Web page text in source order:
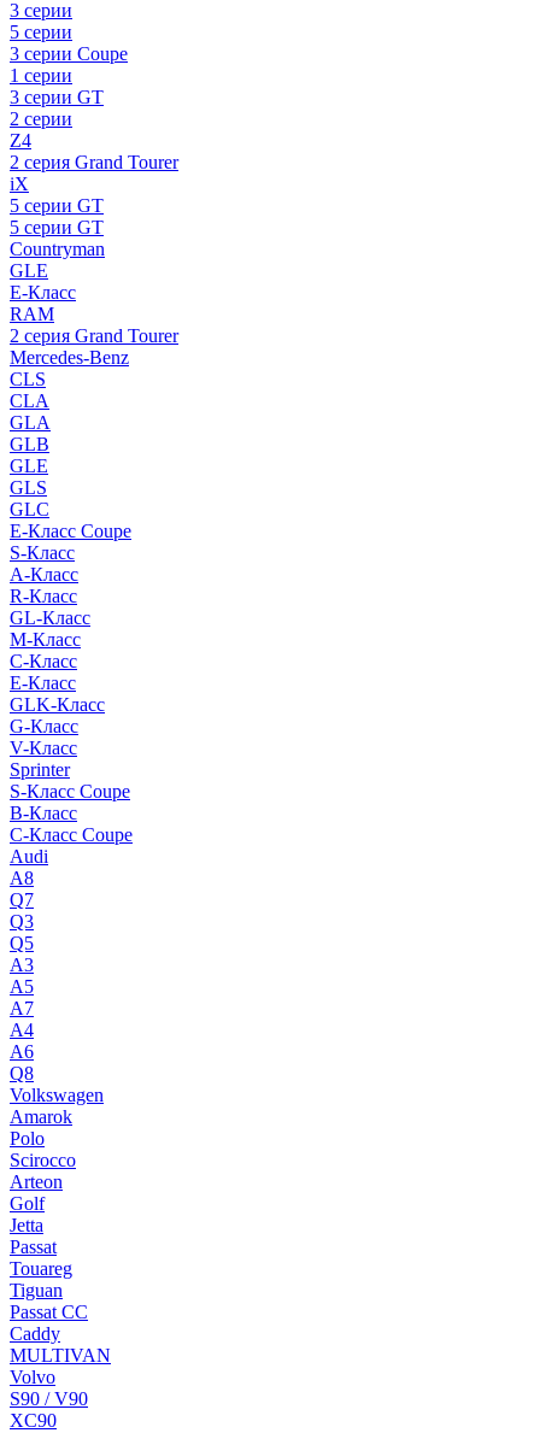
3 серии
5 серии
3 серии Coupe
1 серии
3 серии GT
2 серии
Z4
2 серия Grand Tourer
iX
5 серии GT
5 серии GT
Countryman
GLE
E-Класс
RAM
2 серия Grand Tourer
Mercedes-Benz
CLS
CLA
GLA
GLB
GLE
GLS
GLC
E-Класс Coupe
S-Класс
A-Класс
R-Класс
GL-Класс
M-Класс
C-Класс
E-Класс
GLK-Класс
G-Класс
V-Класс
Sprinter
S-Класс Сoupe
B-Класс
C-Класс Coupe
Audi
A8
Q7
Q3
Q5
A3
A5
A7
A4
A6
Q8
Volkswagen
Amarok
Polo
Scirocco
Arteon
Golf
Jetta
Passat
Touareg
Tiguan
Passat CC
Caddy
MULTIVAN
Volvo
S90 / V90
XC90